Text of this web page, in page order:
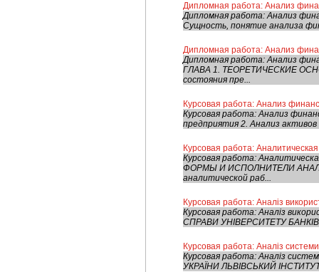
Дипломная работа: Анализ
Дипломная работа: Анализ
Сущность, понятие анализа
Дипломная работа: Анализ
Дипломная работа: Анализ
ГЛАВА 1. ТЕОРЕТИЧЕСКИЕ
состояния пре...
Курсовая работа: Анализ
Курсовая работа: Анализ
предприятия 2. Анализ
Курсовая работа:
Курсовая работа:
ФОРМЫ И ИСПОЛНИТЕЛИ
аналитической раб...
Курсовая работа: Аналіз
Курсовая работа: Аналіз
СПРАВИ УНІВЕРСИТЕТУ
Курсовая работа: Аналіз
Курсовая работа: Аналіз
УКРАЇНИ ЛЬВІВСЬКИЙ